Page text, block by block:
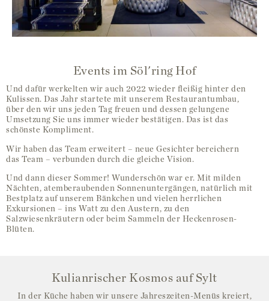
Events im Söl'ring Hof
Und dafür werkelten wir auch 2022 wieder fleißig hinter den
Kulissen. Das Jahr startete mit unserem Restaurantumbau,
über den wir uns jeden Tag freuen und dessen gelungene
Umsetzung Sie uns immer wieder bestätigen. Das ist das
schönste Kompliment.
Wir haben das Team erweitert – neue Gesichter bereichern
das Team – verbunden durch die gleiche Vision.
Und dann dieser Sommer! Wunderschön war er. Mit milden
Nächten, atemberaubenden Sonnenuntergängen, natürlich mit
Bestplatz auf unserem Bänkchen und vielen herrlichen
Exkursionen – ins Watt zu den Austern, zu den
Salzwiesenkräutern oder beim Sammeln der Heckenrosen-
Blüten.
Kulianrischer Kosmos auf Sylt
In der Küche haben wir unsere Jahreszeiten-Menüs kreiert,